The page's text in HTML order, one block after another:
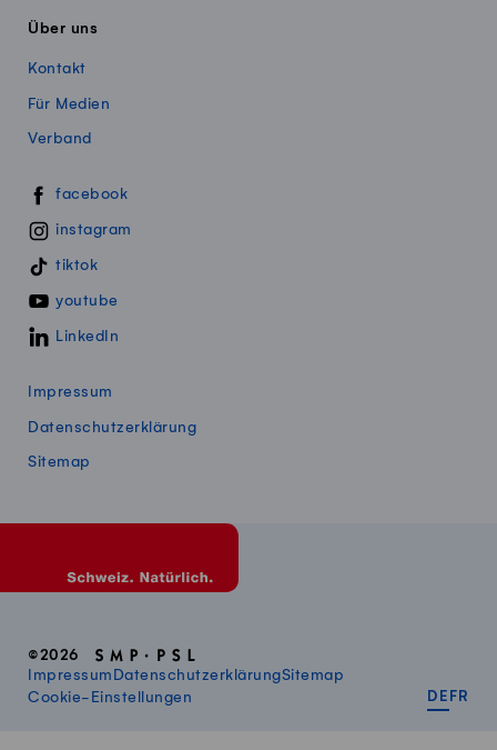
Über uns
Kontakt
Für Medien
Verband
Swissmillk auf Social Media
facebook
instagram
tiktok
youtube
LinkedIn
Impressum
Datenschutzerklärung
Sitemap
©2026
Impressum DatenschutzerklärungSitemap
Cookie-Einstellungen
DE FR